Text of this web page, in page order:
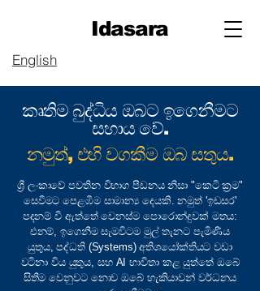
Idasara
English
කෘතිම බුද්ධිය ඔබට ඉගෙනීමට
සහාය වේ.
නමුත්, එහි වගකීම ඔබ සතුය.
ශ්‍රී ලංකාවේ පවතින විභාග පීඩනය නිසා "කෙටි ක්‍රම"
සෙවීමට පෙළඹීම සාමාන්‍ය දෙයකි. නමුත් 'ඉඩසර'
පදනම් වී ඇත්තේ වෙනස්ම පොරොන්දුවක් මතය:
එනම්, ඉගෙනීම සැමවිටම මුල් තැනට පැමිණිය
යුතුය, පද්ධති (Systems) අතිශයෝක්තියට වඩා
වටිනා විය යුතුය, සහ AI භාවිතා කළ යුත්තේ ඔබේ
සිතීම වෙනුවට නොව ඔබේ හැකියාවන් වර්ධනය